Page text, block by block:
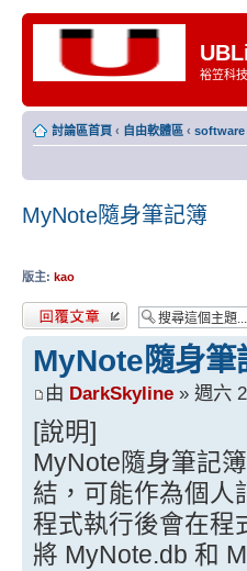
裕笠科
討論區首頁 ‹ 自由軟體區 ‹ software
MyNote隨身筆記簿
版主: kao
發表回覆
MyNote隨身筆
由 DarkSkyline » 週六
[說明]
MyNote隨身筆記
結，可能作為個人
程式執行後會在程
將 MyNote.db 和